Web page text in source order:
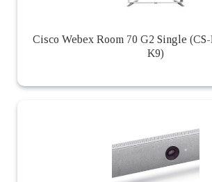
Cisco Webex Room 70 G2 Single
K9)